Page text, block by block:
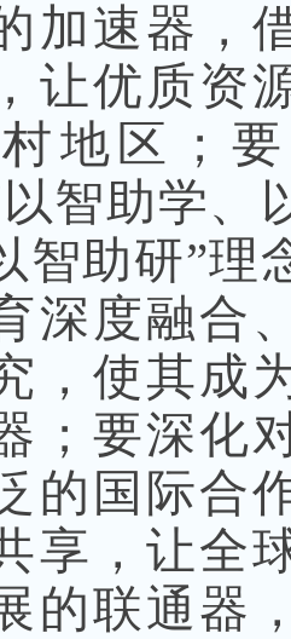
加速器，
让优质资
地区；
智助学、
智助研”理
深度融合
，使其成
；要深化
的国际合
享，让全
的联通器